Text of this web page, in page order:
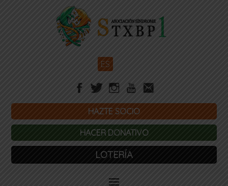
ES
HAZTE SOCIO
HACER DONATIVO
LOTERÍA